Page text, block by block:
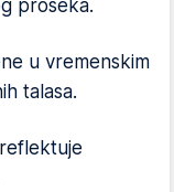
proseka.
u vremenskim
talasa.